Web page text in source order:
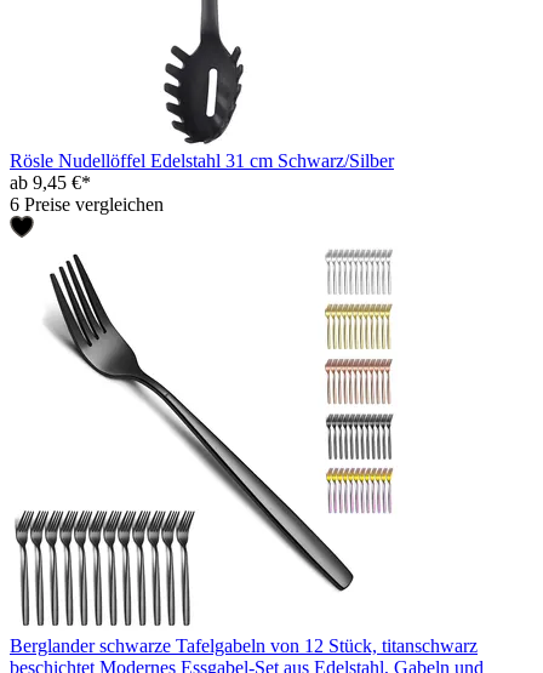
Rösle Nudellöffel Edelstahl 31 cm Schwarz/Silber
ab 9,45 €*
6 Preise vergleichen
Berglander schwarze Tafelgabeln von 12 Stück, titanschwarz
beschichtet Modernes Essgabel-Set aus Edelstahl, Gabeln und